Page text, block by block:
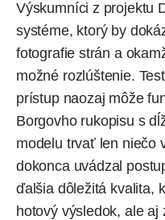
Výskumníci z projektu
systéme, ktorý by
fotografie strán a
možné rozlúštenie.
prístup naozaj môže
Borgovho rukopisu s
modelu trvať len niečo
dokonca uvádzal
ďalšia dôležitá kvalita,
hotový výsledok, ale